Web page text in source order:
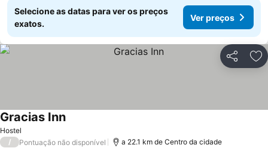
Selecione as datas para ver os preços
exatos.
Ver preços
Partilhar
Hostel
Gracias Inn
/ Pontuação não disponível a 22.1 km de Centro da cidade